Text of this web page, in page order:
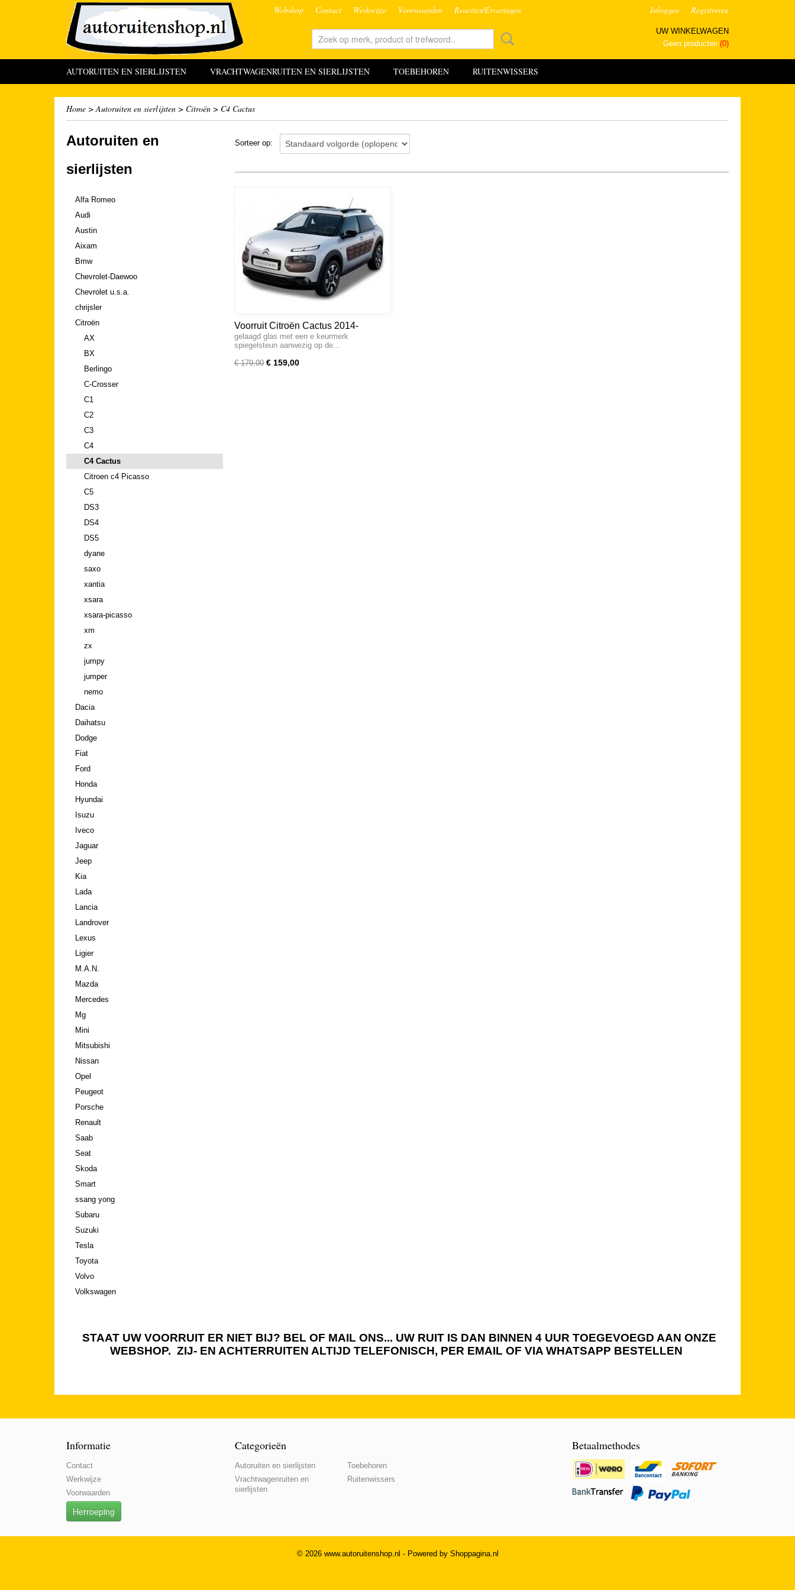
Webshop Contact Werkwijze Voorwaarden Reacties/Ervaringen Inloggen Registreren
UW WINKELWAGEN
Geen producten (0)
AUTORUITEN EN SIERLIJSTEN VRACHTWAGENRUITEN EN SIERLIJSTEN TOEBEHOREN RUITENWISSERS
Home >Autoruiten en sierlijsten > Citroën > C4 Cactus
Autoruiten en
sierlijsten
Alfa Romeo
Audi
Austin
Aixam
Bmw
Chevrolet-Daewoo
Chevrolet u.s.a.
chrijsler
Citroën
AX
BX
Berlingo
C-Crosser
C1
C2
C3
C4
C4 Cactus
Citroen c4 Picasso
C5
DS3
DS4
DS5
dyane
saxo
xantia
xsara
xsara-picasso
xm
zx
jumpy
jumper
nemo
Dacia
Daihatsu
Dodge
Fiat
Ford
Honda
Hyundai
Isuzu
Iveco
Jaguar
Jeep
Kia
Lada
Lancia
Landrover
Lexus
Ligier
M.A.N.
Mazda
Mercedes
Mg
Mini
Mitsubishi
Nissan
Opel
Peugeot
Porsche
Renault
Saab
Seat
Skoda
Smart
ssang yong
Subaru
Suzuki
Tesla
Toyota
Volvo
Volkswagen
Sorteer op:
Voorruit Citroën Cactus 2014-
gelaagd glas met een e keurmerk
spiegelsteun aanwezig op de…
€ 179,00 € 159,00
STAAT UW VOORRUIT ER NIET BIJ? BEL OF MAIL ONS... UW RUIT IS DAN BINNEN 4 UUR TOEGEVOEGD AAN ONZE
WEBSHOP. ZIJ- EN ACHTERRUITEN ALTIJD TELEFONISCH, PER EMAIL OF VIA WHATSAPP BESTELLEN
Informatie
Contact
Werkwijze
Voorwaarden
Herroeping
Categorieën
Autoruiten en sierlijsten
Vrachtwagenruiten en
sierlijsten
Toebehoren
Ruitenwissers
Betaalmethodes
© 2026 www.autoruitenshop.nl - Powered by Shoppagina.nl